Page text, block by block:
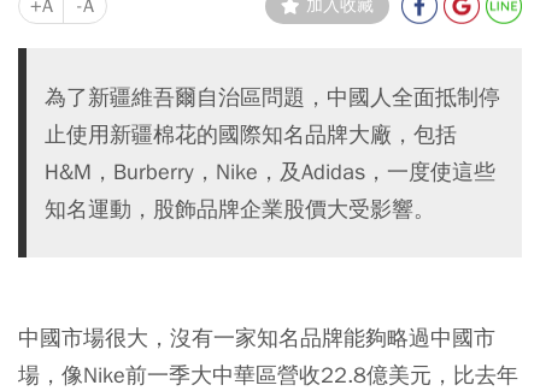
+A -A 加入收藏
為了新疆維吾爾自治區問題，中國人全面抵制停
止使用新疆棉花的國際知名品牌大廠，包括
H&M，Burberry，Nike，及Adidas，一度使這些
知名運動，股飾品牌企業股價大受影響。
中國市場很大，沒有一家知名品牌能夠略過中國市
場，像Nike前一季大中華區營收22.8億美元，比去年